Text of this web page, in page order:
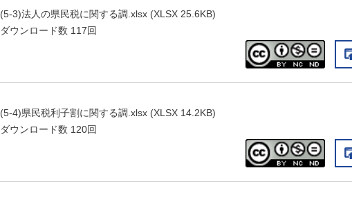
(5-3)法人の県民税に関する調.xlsx (XLSX 25.6KB)
ダウンロード数 117回
(5-4)県民税利子割に関する調.xlsx (XLSX 14.2KB)
ダウンロード数 120回